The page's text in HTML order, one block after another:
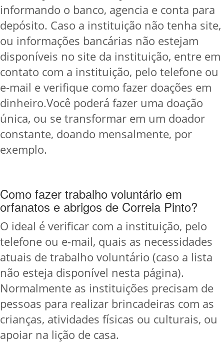
informando o banco, agencia e conta para
depósito. Caso a instituição não tenha site,
ou informações bancárias não estejam
disponíveis no site da instituição, entre em
contato com a instituição, pelo telefone ou
e-mail e verifique como fazer doações em
dinheiro.Você poderá fazer uma doação
única, ou se transformar em um doador
constante, doando mensalmente, por
exemplo.
Como fazer trabalho voluntário em
orfanatos e abrigos de Correia Pinto?
O ideal é verificar com a instituição, pelo
telefone ou e-mail, quais as necessidades
atuais de trabalho voluntário (caso a lista
não esteja disponível nesta página).
Normalmente as instituições precisam de
pessoas para realizar brincadeiras com as
crianças, atividades físicas ou culturais, ou
apoiar na lição de casa.